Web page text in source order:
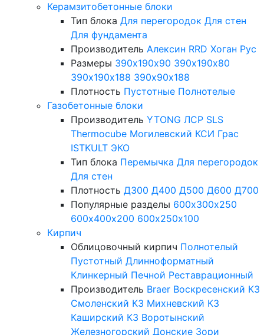
Керамзитобетонные блоки
Тип блока Для перегородок Для стен
Для фундамента
Производитель Алексин RRD Хоган Рус
Размеры 390х190х90 390х190х80
390х190х188 390х90х188
Плотность Пустотные Полнотелые
Газобетонные блоки
Производитель YTONG ЛСР SLS
Thermocube Могилевский КСИ Грас
ISTKULT ЭКО
Тип блока Перемычка Для перегородок
Для стен
Плотность Д300 Д400 Д500 Д600 Д700
Популярные разделы 600х300х250
600х400х200 600х250х100
Кирпич
Облицовочный кирпич Полнотелый
Пустотный Длинноформатный
Клинкерный Печной Реставрационный
Производитель Braer Воскресенский КЗ
Смоленский КЗ Михневский КЗ
Каширский КЗ Воротынский
Железногорский Донские Зори